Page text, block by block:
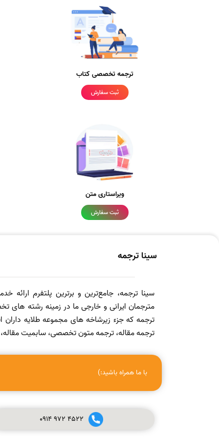
ترجمه تخصصی کتاب
ثبت سفارش
ویراستاری متن
ثبت سفارش
سینا ترجمه
سینا ترجمه، جامع‌ترین و برترین پلتفرم ارائه
مترجمان ایرانی و خارجی ما در زمینه رشته های
ترجمه که جزء زیرشاخه های مجموعه طلایه
ترجمه مقاله، ترجمه متون تخصصی، سابمیت مقاله،
با ما همراه باشید:)
0914972 4522